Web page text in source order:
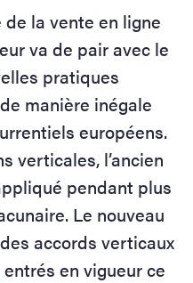
de la vente en ligne
va de pair avec le
pratiques
manière inégale
européens.
verticales, l’ancien
pendant plus
Le nouveau
accords verticaux
en vigueur ce